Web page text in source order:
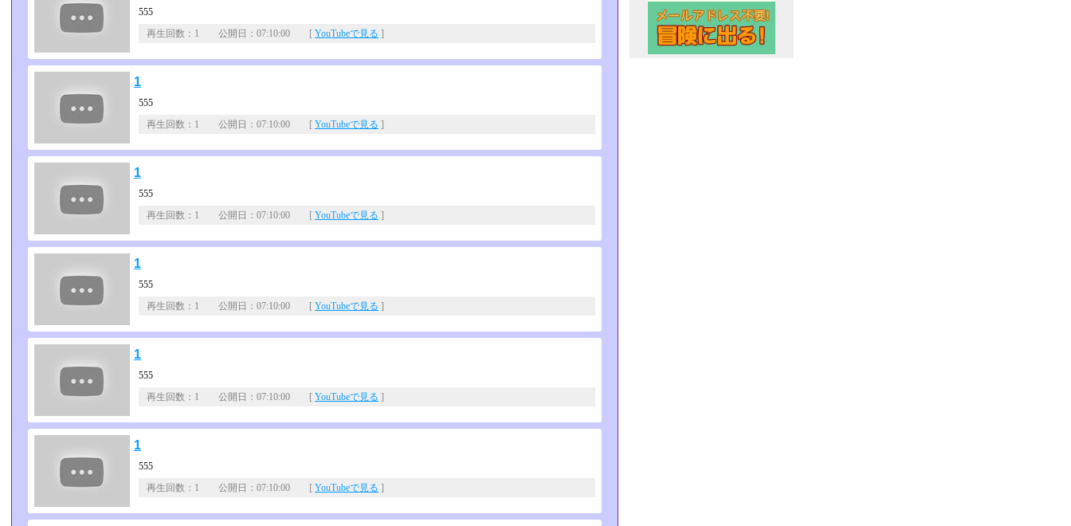
555
再生回数：1 公開日：07:10:00 [ YouTubeで見る ]
1
555
再生回数：1 公開日：07:10:00 [ YouTubeで見る ]
1
555
再生回数：1 公開日：07:10:00 [ YouTubeで見る ]
1
555
再生回数：1 公開日：07:10:00 [ YouTubeで見る ]
1
555
再生回数：1 公開日：07:10:00 [ YouTubeで見る ]
1
555
再生回数：1 公開日：07:10:00 [ YouTubeで見る ]